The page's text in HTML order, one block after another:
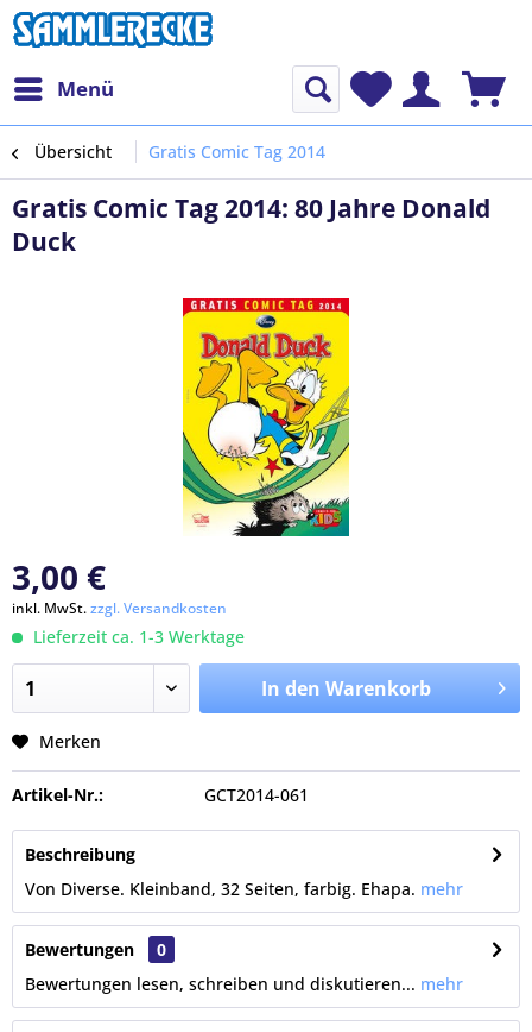
Menü
Übersicht Gratis Comic Tag 2014
Gratis Comic Tag 2014: 80 Jahre Donald
Duck
3,00 €
inkl. MwSt.zzgl. Versandkosten
Lieferzeit ca. 1-3 Werktage
In den Warenkorb
Merken
Artikel-Nr.: GCT2014-061
Beschreibung
Von Diverse. Kleinband, 32 Seiten, farbig. Ehapa. mehr
Bewertungen
0
Bewertungen lesen, schreiben und diskutieren... mehr